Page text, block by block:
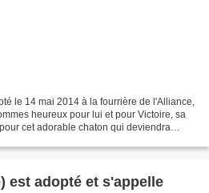
le 14 mai 2014 à la fourrière de l'Alliance,
heureux pour lui et pour Victoire, sa
cet adorable chaton qui deviendra
est adopté et s'appelle